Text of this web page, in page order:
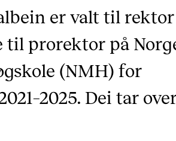
er valt til
til prorektor på
(NMH) for
Dei tar